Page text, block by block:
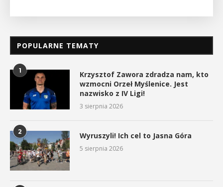
POPULARNE TEMATY
1
Krzysztof Zawora zdradza nam, kto
wzmocni Orzeł Myślenice. Jest
nazwisko z IV Ligi!
3 sierpnia 2026
2 Wyruszyli! Ich cel to Jasna Góra
5 sierpnia 2026